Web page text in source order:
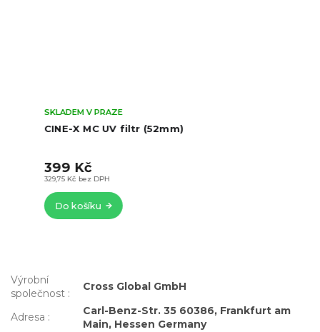
CINE-X MC UV filtr (52mm)
SKLADEM V PRAZE
329,75 Kč bez DPH
399 Kč
Do košíku
Výrobní
společnost :
Cross Global GmbH
Adresa :
Carl-Benz-Str. 35 60386, Frankfurt am
Main, Hessen Germany